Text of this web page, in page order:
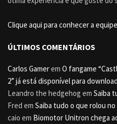
Clique aqui para conhecer a equipe
ÚLTIMOS COMENTÁRIOS
Carlos Gamerem O fangame
2” já está disponível para
Leandro the hedgehog em Saiba
Fred em Saiba tudo o que rolou
caio em Biomotor Unitron chega